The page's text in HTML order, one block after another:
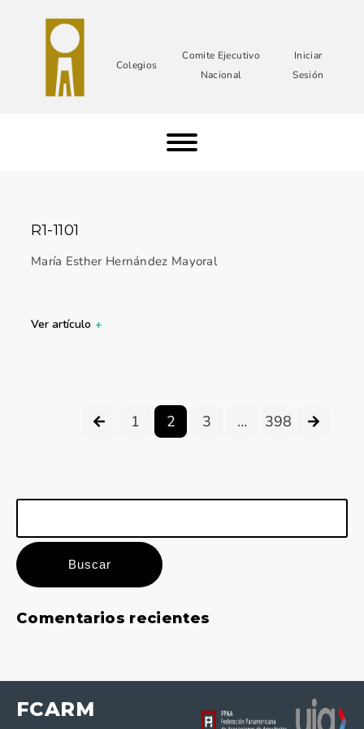
Colegios
Comite Ejecutivo
Nacional
Iniciar
Sesión
R1-1101
María Esther Hernández Mayoral
Ver artículo +
1 2 3 … 398
Buscar:
Comentarios recientes
FCARM